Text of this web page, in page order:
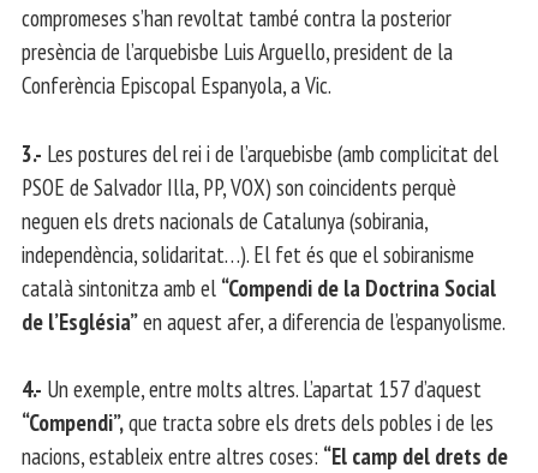
compromeses s’han revoltat també contra la posterior
presència de l’arquebisbe Luis Arguello, president de la
Conferència Episcopal Espanyola, a Vic.
3.- Les postures del rei i de l’arquebisbe (amb complicitat del
PSOE de Salvador Illa, PP, VOX) son coincidents perquè
neguen els drets nacionals de Catalunya (sobirania,
independència, solidaritat…). El fet és que el sobiranisme
català sintonitza amb el “Compendi de la Doctrina Social
de l’Església”en aquest afer, a diferencia de l’espanyolisme.
4.- Un exemple, entre molts altres. L’apartat 157 d’aquest
“Compendi”,que tracta sobre els drets dels pobles i de les
nacions, estableix entre altres coses: “El camp del drets de